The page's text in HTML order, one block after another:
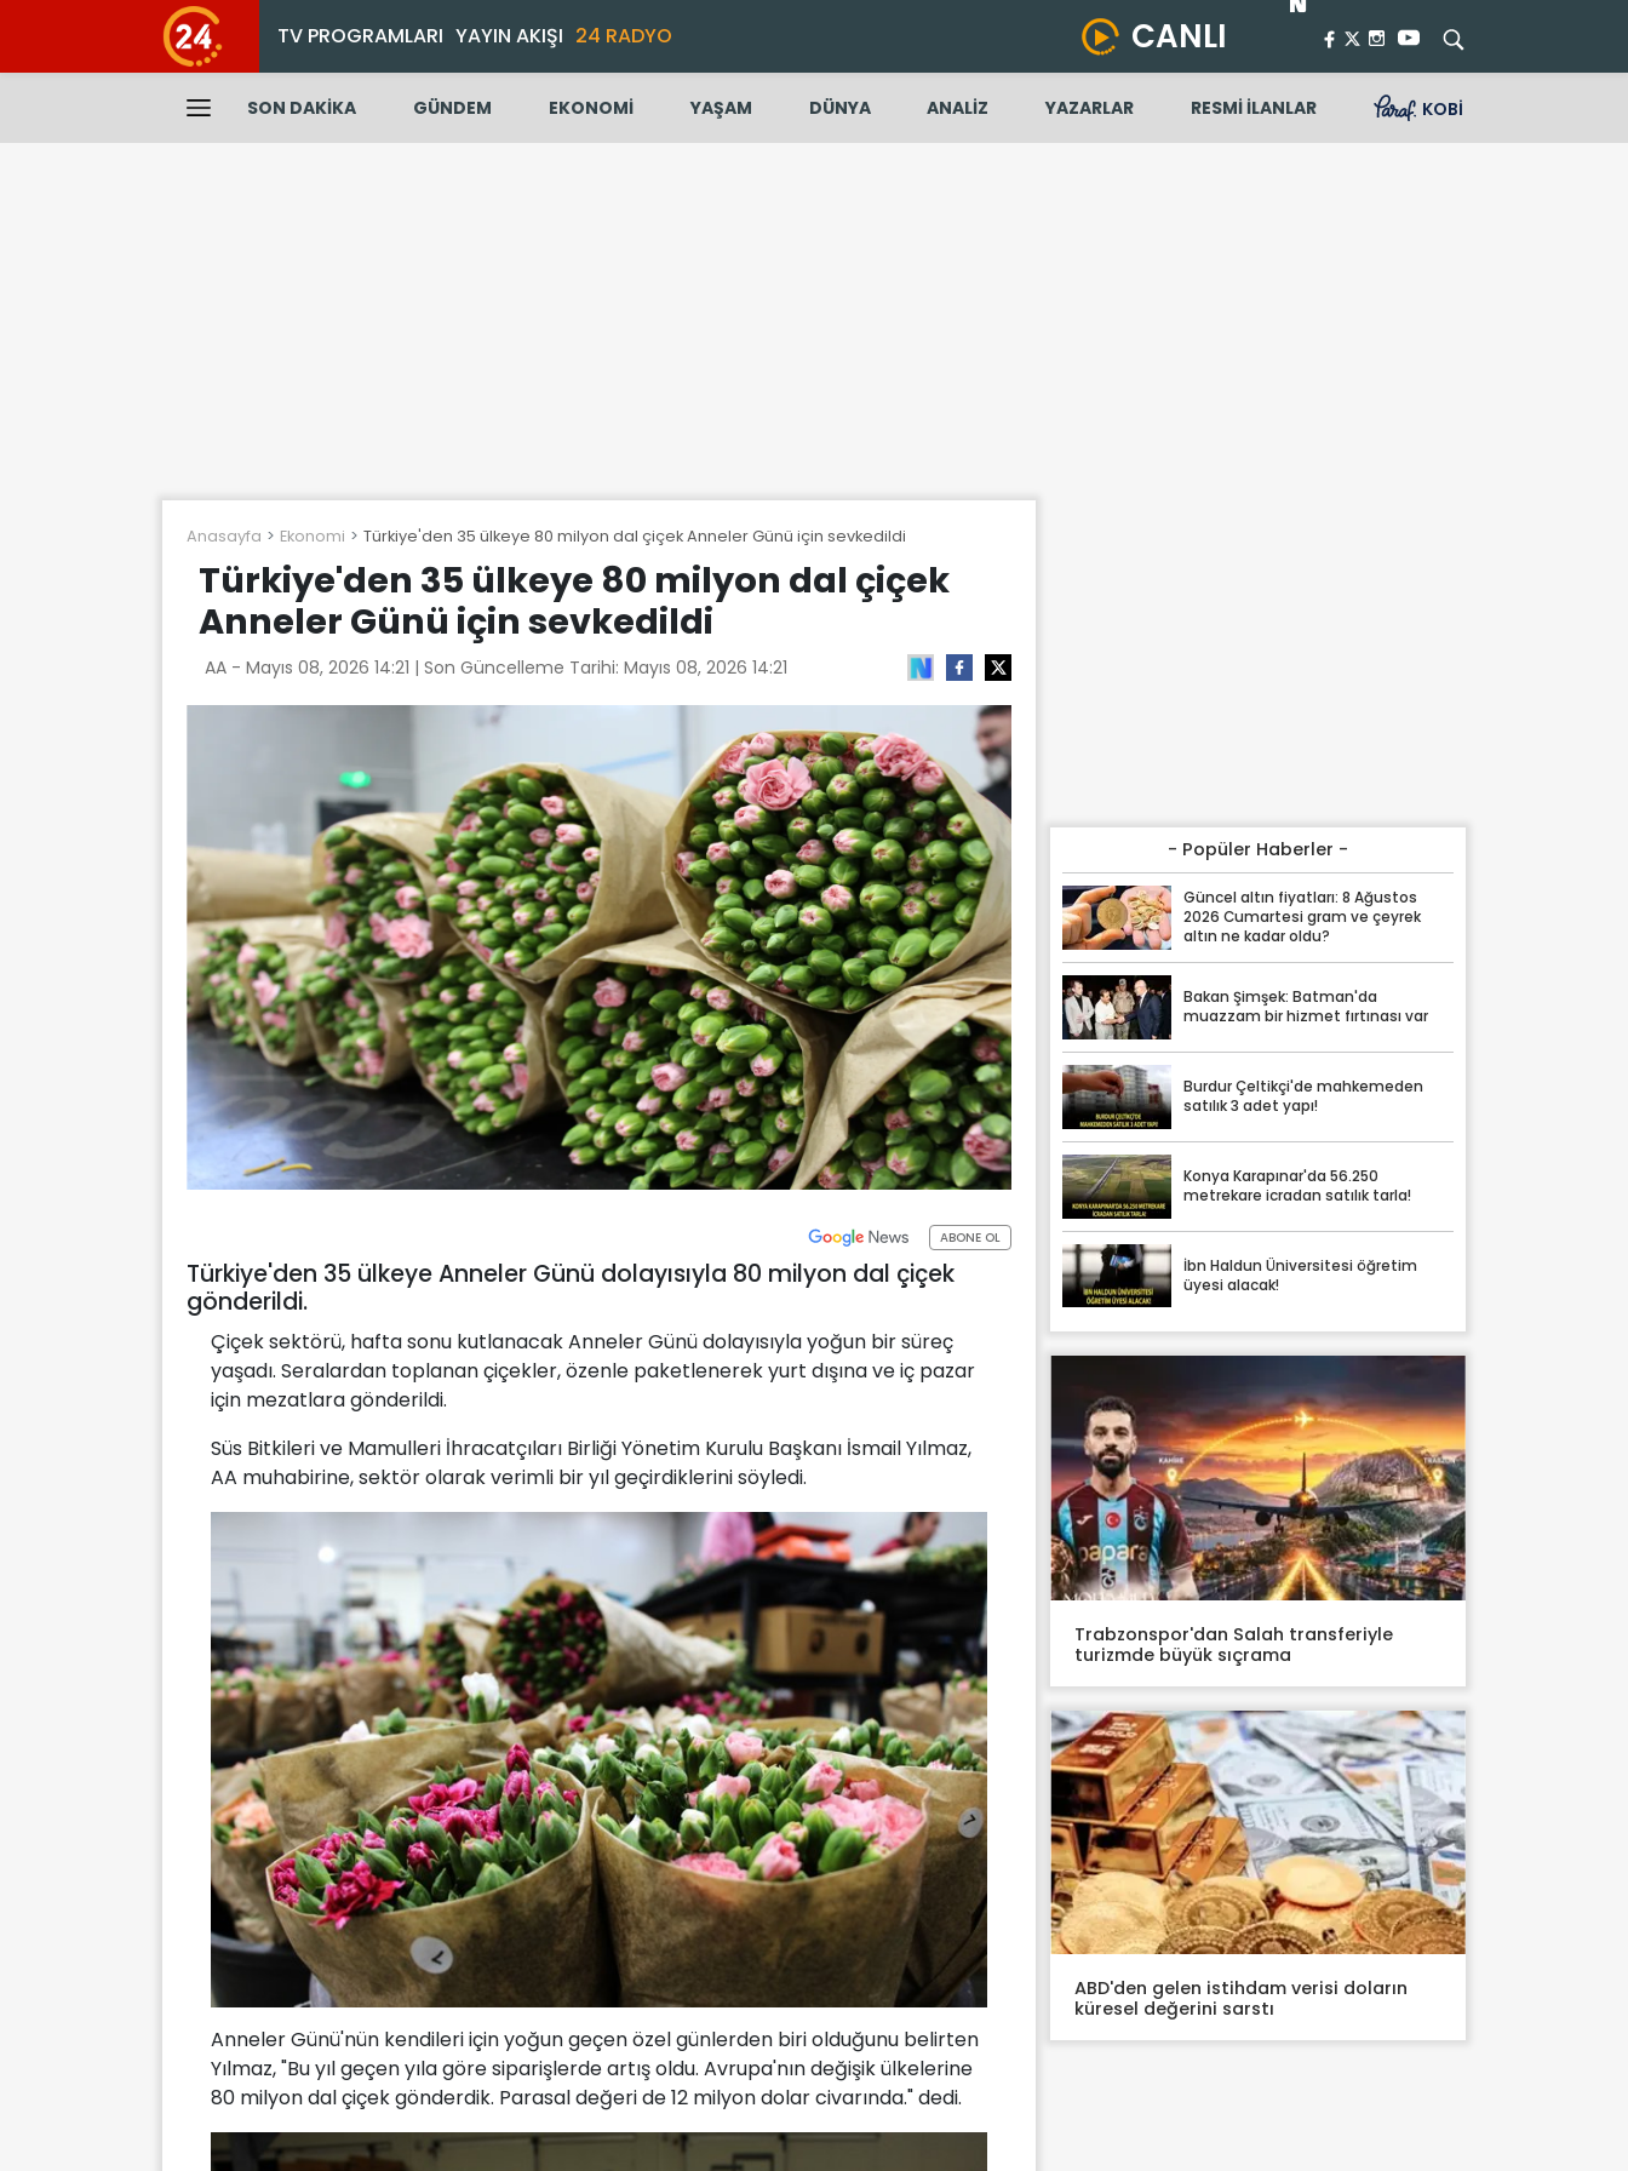
TV PROGRAMLARI YAYIN AKIŞI 24 RADYO CANLI
SON DAKİKA GÜNDEM EKONOMİ YAŞAM DÜNYA ANALİZ YAZARLAR RESMİ İLANLAR KOBİ
Anasayfa Ekonomi Türkiye'den 35 ülkeye 80 milyon dal çiçek Anneler Günü için sevkedildi
Türkiye'den 35 ülkeye 80 milyon dal çiçek
Anneler Günü için sevkedildi
AA - Mayıs 08, 2026 14:21 | Son Güncelleme Tarihi: Mayıs 08, 2026 14:21
ABONE OL
Türkiye'den 35 ülkeye Anneler Günü dolayısıyla 80 milyon dal çiçek
gönderildi.
Çiçek sektörü, hafta sonu kutlanacak Anneler Günü dolayısıyla yoğun bir süreç
yaşadı. Seralardan toplanan çiçekler, özenle paketlenerek yurt dışına ve iç pazar
için mezatlara gönderildi.
Süs Bitkileri ve Mamulleri İhracatçıları Birliği Yönetim Kurulu Başkanı İsmail Yılmaz,
AA muhabirine, sektör olarak verimli bir yıl geçirdiklerini söyledi.
Anneler Günü'nün kendileri için yoğun geçen özel günlerden biri olduğunu belirten
Yılmaz, "Bu yıl geçen yıla göre siparişlerde artış oldu. Avrupa'nın değişik ülkelerine
80 milyon dal çiçek gönderdik. Parasal değeri de 12 milyon dolar civarında." dedi.
- Popüler Haberler -
Güncel altın fiyatları: 8 Ağustos
2026 Cumartesi gram ve çeyrek
altın ne kadar oldu?
Bakan Şimşek: Batman'da
muazzam bir hizmet fırtınası var
Burdur Çeltikçi'de mahkemeden
satılık 3 adet yapı!
Konya Karapınar'da 56.250
metrekare icradan satılık tarla!
İbn Haldun Üniversitesi öğretim
üyesi alacak!
Trabzonspor'dan Salah transferiyle
turizmde büyük sıçrama
ABD'den gelen istihdam verisi doların
küresel değerini sarstı